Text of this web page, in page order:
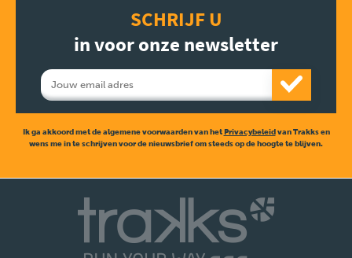
SCHRIJF U
in voor onze newsletter
Ik ga akkoord met de algemene voorwaarden van hetPrivacybeleidvan Trakks en
wens me in te schrijven voor de nieuwsbrief om steeds op de hoogte te blijven.